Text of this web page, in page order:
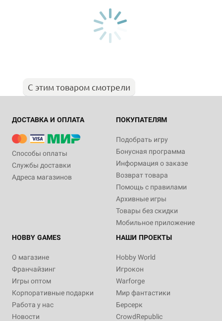
С этим товаром смотрели
ДОСТАВКА И ОПЛАТА
Способы оплаты
Службы доставки
Адреса магазинов
ПОКУПАТЕЛЯМ
Подобрать игру
Бонусная программа
Информация о заказе
Возврат товара
Помощь с правилами
Архивные игры
Товары без скидки
Мобильное приложение
HOBBY GAMES
О магазине
Франчайзинг
Игры оптом
Корпоративные подарки
Работа у нас
Новости
НАШИ ПРОЕКТЫ
Hobby World
Игрокон
Warforge
Мир фантастики
Берсерк
CrowdRepublic